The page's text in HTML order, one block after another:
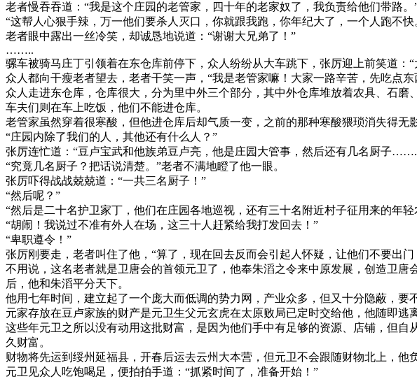
老者慢吞吞道：“我是这个庄园的老管家，四十年的老家奴了，我负责给他们带路。
“这帮人心狠手辣，万一他们要杀人灭口，你就跟我跑，你年纪大了，一个人跑不快
老者眼中露出一丝冷笑，却诚恳地说道：“谢谢大兄弟了！”
……..
骡车被骑马庄丁引领着在东仓库前停下，众人纷纷从大车跳下，张厉迎上前笑道：
众人都向干瘦老者望去，老者干笑一声，“我是老管家嘛！大家一路辛苦，先吃点东
众人走进东仓库，仓库很大，分为里中外三个部分，其中外仓库堆放着农具、石
车夫们则在车上吃饭，他们不能进仓库。
老管家虽然穿着很寒酸，但他进仓库后却气质一变，之前的那种寒酸猥琐消失得无
“庄园内除了我们的人，其他还有什么人？”
张厉连忙道：“豆卢宝武和他族弟豆卢亮，他是庄园大管事，然后还有几名厨子
“究竟几名厨子？把话说清楚。”老者不满地瞪了他一眼。
张厉吓得战战兢兢道：“一共三名厨子！”
“然后呢？”
“然后是二十名护卫家丁，他们在庄园各地巡视，还有三十名附近村子征用来的年
“胡闹！我说过不准有外人在场，这三十人赶紧给我打发回去！”
“卑职遵令！”
张厉刚要走，老者叫住了他，“算了，现在回去反而会引起人怀疑，让他们不要出
不用说，这名老者就是卫唐会的首领元卫了，他奉朱滔之令来中原发展，创造卫
后，他和朱滔平分天下。
他用七年时间，建立起了一个庞大而低调的势力网，产业众多，但又十分隐蔽，要
元家存放在豆卢家族的财产是元卫生父元玄虎在太原败局已定时交给他，他随即逃
这些年元卫之所以没有动用这批财富，是因为他们手中有足够的资源、店铺，但
久财富。
财物将先运到绥州延福县，开春后运去云州大本营，但元卫不会跟随财物北上，他
元卫见众人吃饱喝足，便拍拍手道：“抓紧时间了，准备开始！”